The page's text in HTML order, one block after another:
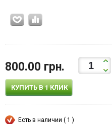
800.00 грн.
КУПИТЬ В 1 КЛИК
Есть в наличии ( 1 )